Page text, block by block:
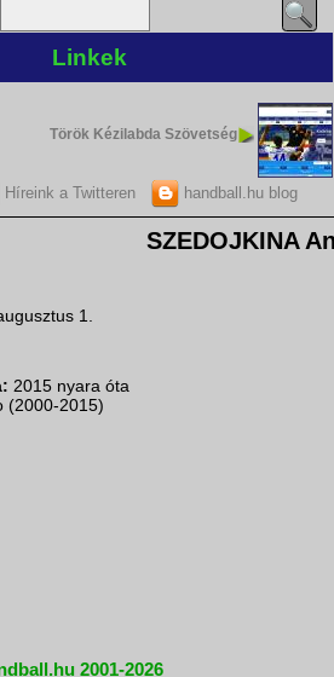
Linkek
Török Kézilabda Szövetség
Híreink a Twitteren handball.hu blog
SZEDOJKINA
1.
2015 nyara óta
(2000-2015)
2001-2026